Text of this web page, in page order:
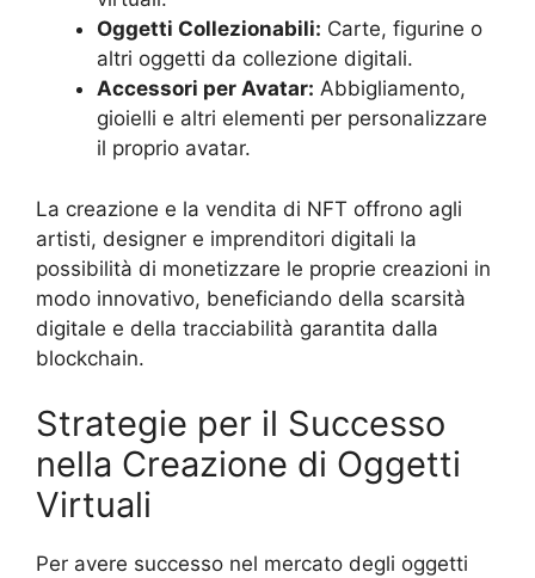
Oggetti Collezionabili: Carte, figurine o
altri oggetti da collezione digitali.
Accessori per Avatar: Abbigliamento,
gioielli e altri elementi per personalizzare
il proprio avatar.
La creazione e la vendita di NFT offrono agli
artisti, designer e imprenditori digitali la
possibilità di monetizzare le proprie creazioni in
modo innovativo, beneficiando della scarsità
digitale e della tracciabilità garantita dalla
blockchain.
Strategie per il Successo
nella Creazione di Oggetti
Virtuali
Per avere successo nel mercato degli oggetti